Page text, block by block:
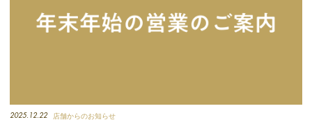
2025.12.22 店舗からのお知らせ